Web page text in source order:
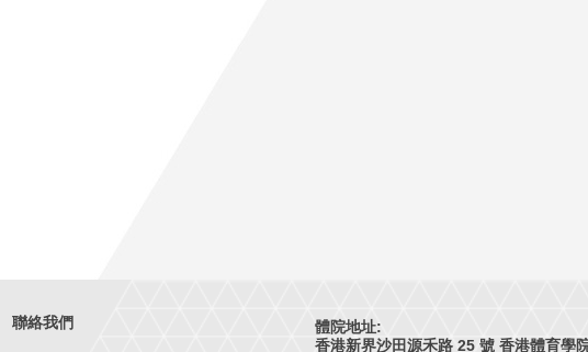
體院地址:
香港新界沙田源禾路 25 號 香港體育學
聯絡我們